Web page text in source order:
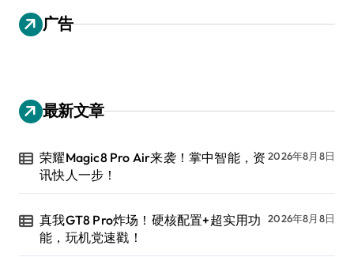
广告
最新文章
荣耀Magic8 Pro Air来袭！掌中智能，资
讯快人一步！
2026年8月8日
真我GT8 Pro炸场！硬核配置+超实用功
能，玩机党速戳！
2026年8月8日